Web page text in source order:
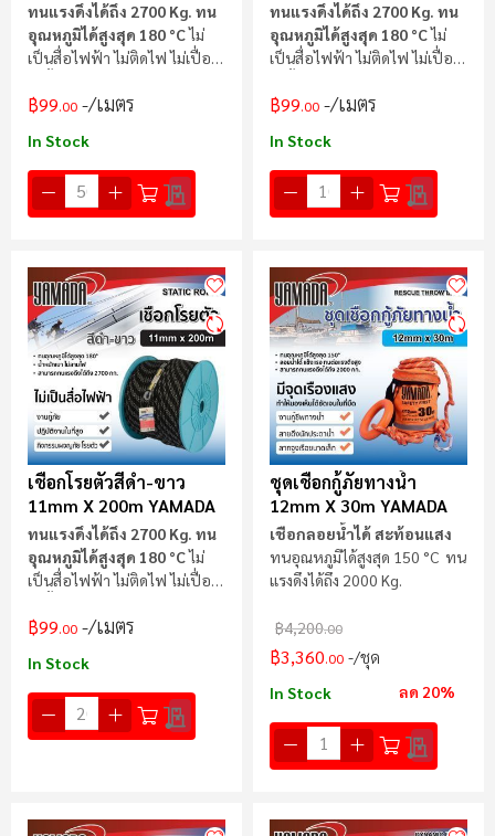
ทนแรงดึงได้ถึง 2700 Kg. ทน
อุณหภูมิได้สูงสุด 180 °Cไม่
เป็นสื่อไฟฟ้า ไม่ติดไฟ ไม่เปื่อย
฿99.00 /เมตร
In Stock
ทนแรงดึงได้ถึง 2700 Kg. ทน
อุณหภูมิได้สูงสุด 180 °Cไม่
เป็นสื่อไฟฟ้า ไม่ติดไฟ ไม่เปื่อย
฿99.00 /เมตร
In Stock
เชือกโรยตัวสีดำ-ขาว
11mm X 200m YAMADA
ทนแรงดึงได้ถึง 2700 Kg. ทน
อุณหภูมิได้สูงสุด 180 °Cไม่
เป็นสื่อไฟฟ้า ไม่ติดไฟ ไม่เปื่อย
฿99.00 /เมตร
In Stock
ชุดเชือกกู้ภัยทางน้ำ
12mm X 30m YAMADA
เชือกลอยน้ำได้ สะท้อนแสง
ทนอุณหภูมิได้สูงสุด 150 °C ทน
แรงดึงได้ถึง 2000 Kg.
฿4,200.00
฿3,360.00 /ชุด
In Stock ลด 20%